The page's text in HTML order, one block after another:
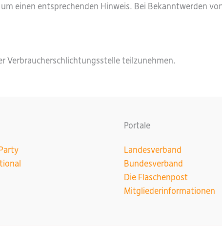
einen entsprechenden Hinweis. Bei Bekanntwerden
Verbraucherschlichtungsstelle teilzunehmen.
Portale
Landesverband
Bundesverband
Die Flaschenpost
Mitgliederinformationen